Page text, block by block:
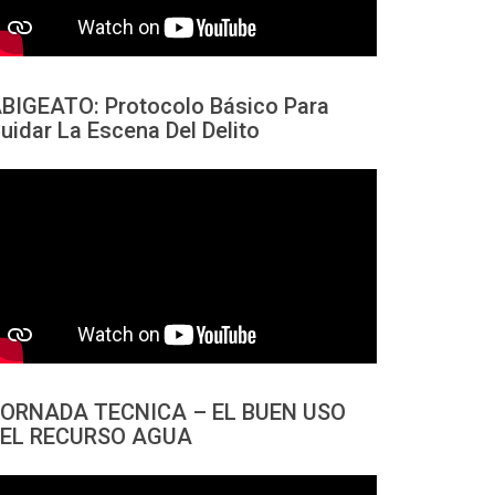
Protocolo Básico Para
La Escena Del Delito
TECNICA – EL BUEN USO
RECURSO AGUA